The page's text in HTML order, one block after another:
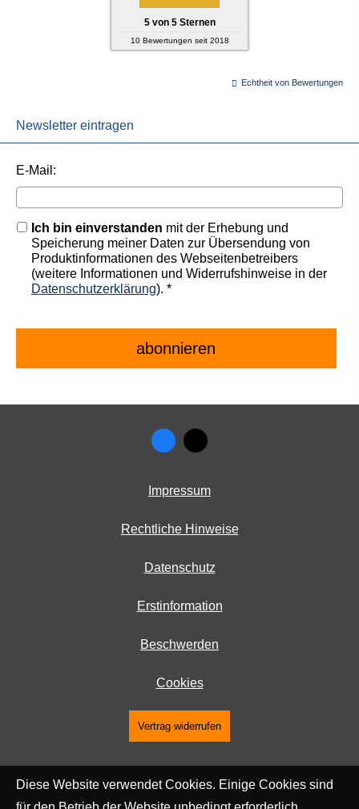
5von 5Sternen
10Bewertungen seit 2018
Echtheit von Bewertungen
Newsletter eintragen
E-Mail:
Ich bin einverstanden mit der Erhebung und
Speicherung meiner Daten zur Übersendung von
Produktinformationen des Webseitenbetreibers
(weitere Informationen und Widerrufshinweise in der
Datenschutzerklärung). *
Impressum
Rechtliche Hinweise
Datenschutz
Erstinformation
Beschwerden
Cookies
Vertrag widerrufen
Diese Website verwendet Cookies. Einige Cookies sind